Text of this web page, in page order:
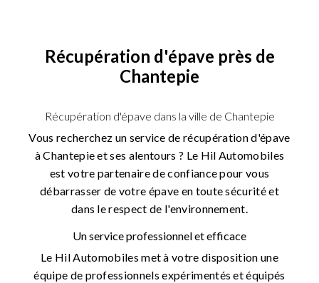
Récupération d'épave près de
Chantepie
Récupération d'épave dans la ville de Chantepie
Vous recherchez un service de récupération d'épave
à Chantepie et ses alentours ? Le Hil Automobiles
est votre partenaire de confiance pour vous
débarrasser de votre épave en toute sécurité et
dans le respect de l'environnement.
Un service professionnel et efficace
Le Hil Automobiles met à votre disposition une
équipe de professionnels expérimentés et équipés